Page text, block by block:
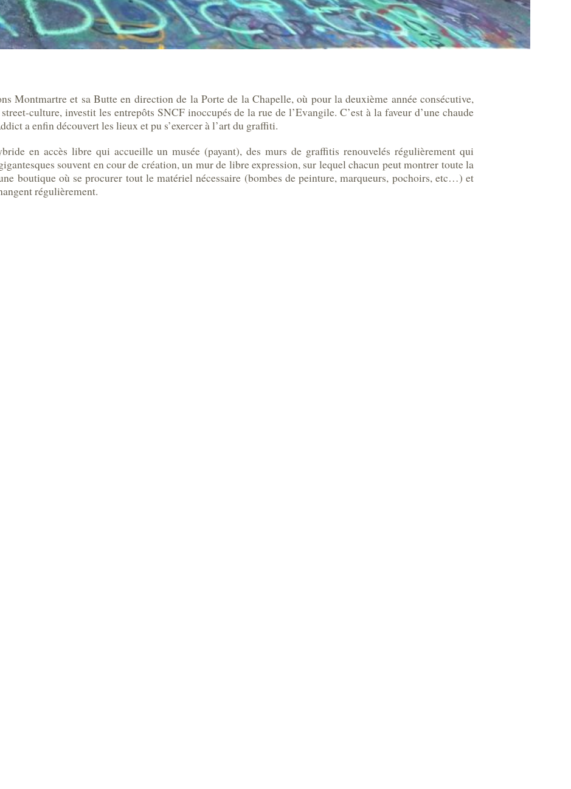
Montmartre et sa Butte en direction de la Porte de la Chapelle, où pour la deuxième année consécutive,
culture, investit les entrepôts SNCF inoccupés de la rue de l’Evangile. C’est à la faveur d’une chaude
a enfin découvert les lieux et pu s’exercer à l’art du graffiti.
en accès libre qui accueille un musée (payant), des murs de graffitis renouvelés régulièrement qui
souvent en cour de création, un mur de libre expression, sur lequel chacun peut montrer toute la
boutique où se procurer tout le matériel nécessaire (bombes de peinture, marqueurs, pochoirs, etc…) et
régulièrement.